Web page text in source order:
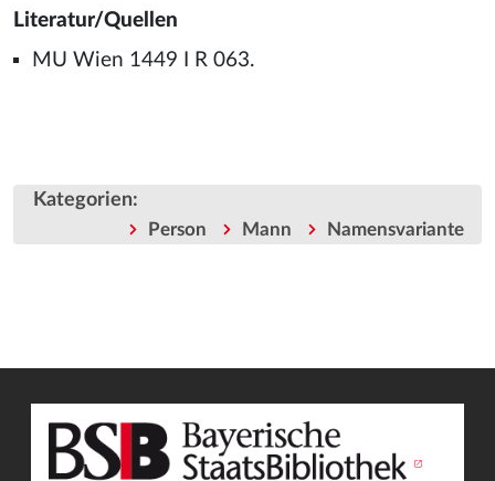
Literatur/Quellen
MU Wien 1449 I R 063.
Kategorien:
Person Mann Namensvariante